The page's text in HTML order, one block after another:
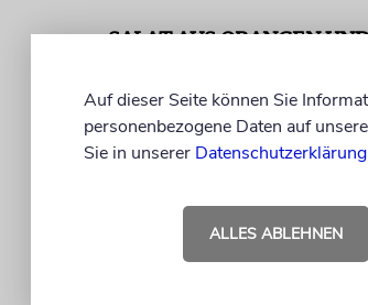
SALAT AUS ORANGEN
Harissa (eine Paste aus
tiefen und pikanten
50 g entkernte, schwarze
4 Orangen, geschält und
Auf dieser Seite können Sie
personenbezogene Daten auf
Sie in unserer Datenschutzerklärung
ALLES ABLEHNEN